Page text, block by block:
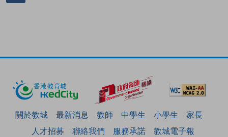
關於教城 最新消息 教師 中學生 小學生
家長
人才招募
聯絡我們 服務承諾 教城電子報